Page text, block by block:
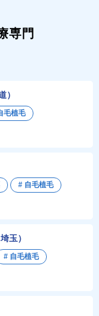
専門
）
毛植毛
# 自毛植毛
玉）
# 自毛植毛